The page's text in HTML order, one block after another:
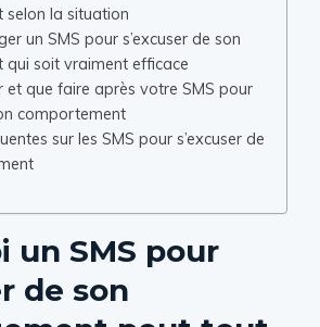
la situation
un SMS pour s’excuser de son
soit vraiment efficace
et que faire après votre SMS pour
comportement
sur les SMS pour s’excuser de
un SMS pour
de son